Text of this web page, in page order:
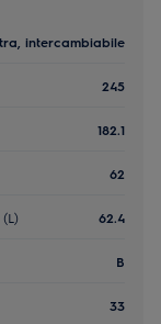
intercambiabile
245
182.1
62
62.4
B
33